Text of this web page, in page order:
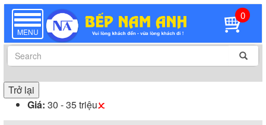
TOGGLE
NAVIGATION
MENU
0
Trở lại
Giá: 30 - 35 triệu